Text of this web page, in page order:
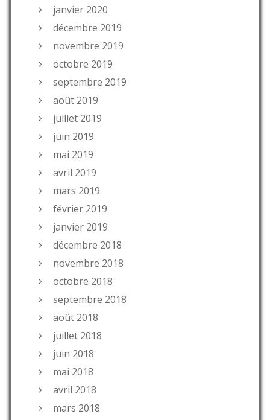
janvier 2020
décembre 2019
novembre 2019
octobre 2019
septembre 2019
août 2019
juillet 2019
juin 2019
mai 2019
avril 2019
mars 2019
février 2019
janvier 2019
décembre 2018
novembre 2018
octobre 2018
septembre 2018
août 2018
juillet 2018
juin 2018
mai 2018
avril 2018
mars 2018